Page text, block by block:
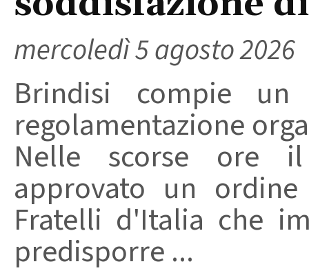
mercoledì 5 agosto 2026
Brindisi compie
regolamentazione
Nelle scorse ore
approvato un
Fratelli d'Italia che
predisporre ...